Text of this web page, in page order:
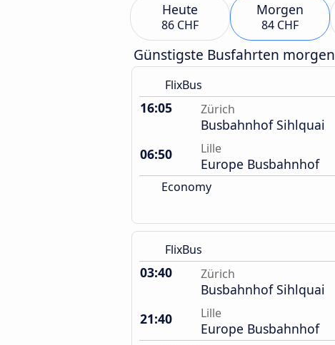
Heute
86 CHF
Morgen
84 CHF
Günstigste Busfahrten morgen
FlixBus
16:05 Zürich
Busbahnhof Sihlquai
06:50
Lille
Europe Busbahnhof
Economy
FlixBus
03:40 Zürich
Busbahnhof Sihlquai
21:40
Lille
Europe Busbahnhof